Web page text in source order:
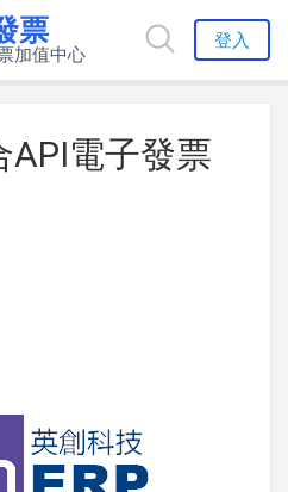
票
加值中心
登入
API電子發票